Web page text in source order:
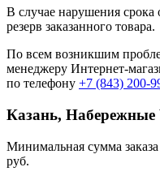
В случае нарушения срока
резерв заказанного товара.
По всем возникшим
менеджеру Интернет-
по телефону +7 (843) 200-
Казань,
Минимальная сумма
руб.